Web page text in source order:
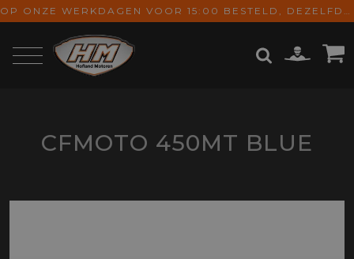
OP ONZE WERKDAGEN VOOR 15:00 BESTELD, DEZELFDE DAG VERZONDEN! GRATIS VERZENDING VANAF € 65,-
CFMOTO 450MT BLUE